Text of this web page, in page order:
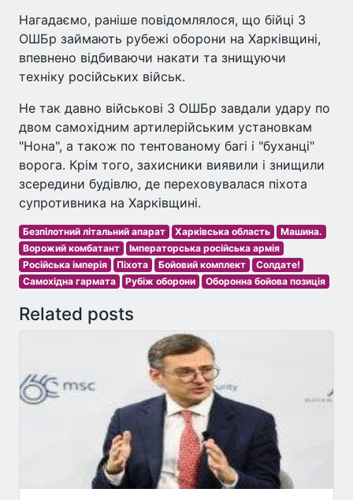
Нагадаємо, раніше повідомлялося, що бійці 3
ОШБр займають рубежі оборони на Харківщині,
впевнено відбиваючи накати та знищуючи
техніку російських військ.
Не так давно військові 3 ОШБр завдали удару по
двом самохідним артилерійським установкам
"Нона", а також по тентованому багі і "буханці"
ворога. Крім того, захисники виявили і знищили
зсередини будівлю, де переховувалася піхота
супротивника на Харківщині.
Безпілотний літальний апарат Харківська область
Машина.
Ворожий комбатант
Імператорська російська армія
Російська імперія
Піхота Бойовий комплект
Солдате!
Самохідна гармата
Рубіж оборони Оборонна бойова позиція
Related posts